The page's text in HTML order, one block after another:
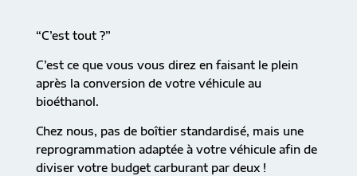
“C’est tout ?”
C’est ce que vous vous direz en faisant le plein
après la conversion de votre véhicule au
bioéthanol.
Chez nous, pas de boîtier standardisé, mais une
reprogrammation adaptée à votre véhicule afin de
diviser votre budget carburant par deux !